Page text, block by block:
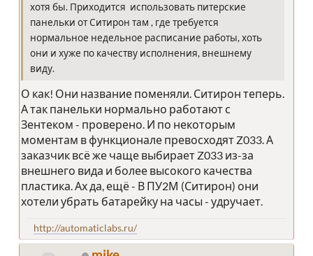
хотя бы. Приходится использовать питерские
панельки от Ситирон там , где требуется
нормальное недельное расписание работы, хоть
они и хуже по качеству исполнения, внешнему
виду.
О как! Они название поменяли. Ситирон теперь.
А так панельки нормально работают с
Зентеком - проверено. И по некоторым
моментам в функционале превосходят Z033. А
заказчик всё же чаще выбирает Z033 из-за
внешнего вида и более высокого качества
пластика. Ах да, ещё - В ПУ2М (Ситирон) они
хотели убрать батарейку на часы - удручает.
http://automaticlabs.ru/